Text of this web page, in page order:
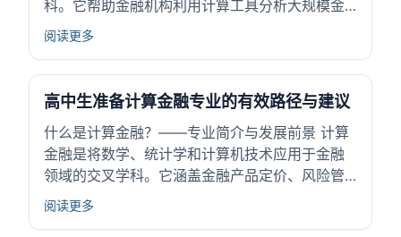
科。它帮助金融机构利用计算工具分析大规模金
融数据，优化投资策略和风险管理。现代金融市
化交易和风险控制中扮演关键角色。掌握计算金
融知识能够支持金融创新，提高市场效率，满足
金融行...
阅读更多
高中生准备计算金融专业的有效路径与建议
什么是计算金融？——专业简介与发展前景 计算
金融是将数学、统计学和计算机技术应用于金融
领域的交叉学科。它涵盖金融产品定价、风险管
理、量化投资等方面的内容。现代金融市场越来
阅读更多